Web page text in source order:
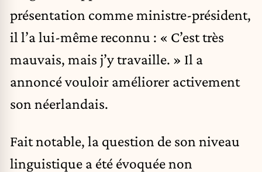
présentation comme ministre-président,
il l’a lui-même reconnu : « C’est très
mauvais, mais j’y travaille. » Il a
annoncé vouloir améliorer activement
son néerlandais.
Fait notable, la question de son niveau
linguistique a été évoquée non